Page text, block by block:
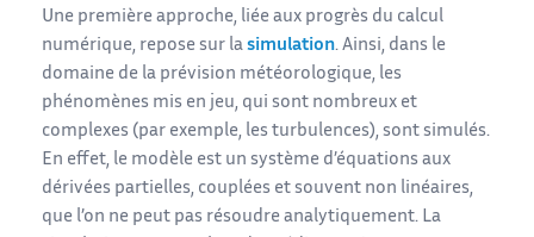
Une première approche, liée aux progrès du calcul
numérique, repose sur la simulation. Ainsi, dans le
domaine de la prévision météorologique, les
phénomènes mis en jeu, qui sont nombreux et
complexes (par exemple, les turbulences), sont simulés.
En effet, le modèle est un système d’équations aux
dérivées partielles, couplées et souvent non linéaires,
que l’on ne peut pas résoudre analytiquement. La